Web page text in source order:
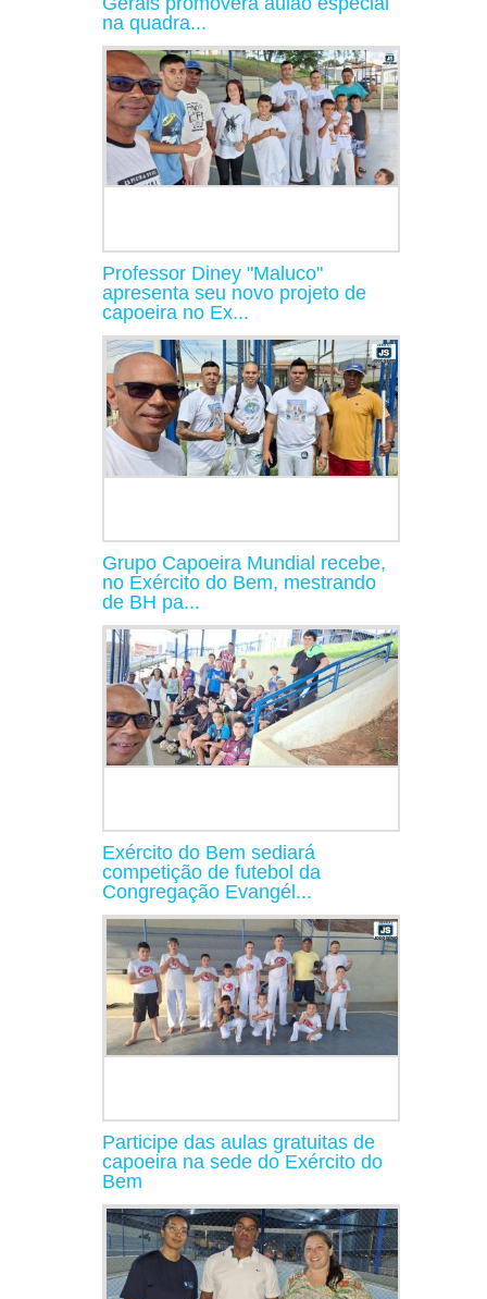
na quadra...
Professor Diney "Maluco"
apresenta seu novo projeto de
capoeira no Ex...
Grupo Capoeira Mundial recebe,
no Exército do Bem, mestrando
de BH pa...
Exército do Bem sediará
competição de futebol da
Congregação Evangél...
Participe das aulas gratuitas de
capoeira na sede do Exército do
Bem